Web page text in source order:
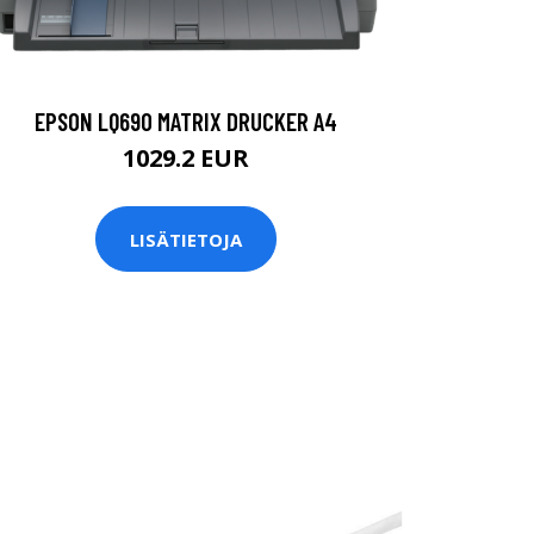
EPSON LQ690 MATRIX DRUCKER A4
1029.2 EUR
LISÄTIETOJA